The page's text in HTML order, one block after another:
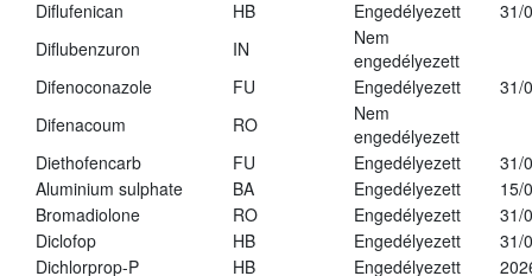
Diflufenican HB Engedélyezett
31/
Diflubenzuron
IN
Nem
engedélyezett
Difenoconazole
FU Engedélyezett
31/
Difenacoum
RO
Nem
engedélyezett
Diethofencarb
FU Engedélyezett
31/
Aluminium sulphate
BA Engedélyezett
15/
Bromadiolone
RO Engedélyezett
31/
Diclofop
HB Engedélyezett
31/
Dichlorprop-P
HB Engedélyezett